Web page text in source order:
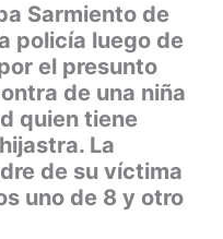
Sarmiento de
policía luego de
el presunto
de una niña
quien tiene
La
de su víctima
uno de 8 y otro